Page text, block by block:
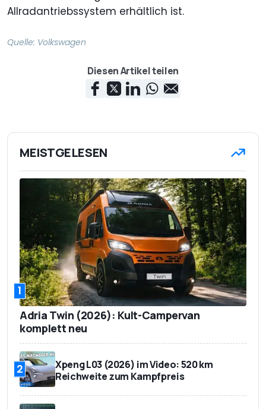
Allradantriebssystem erhältlich ist.
Quelle: Volkswagen
Diesen Artikel teilen
MEISTGELESEN
1
Adria Twin (2026): Kult-Campervan
komplett neu
2
Xpeng L03 (2026) im Video: 520 km
Reichweite zum Kampfpreis